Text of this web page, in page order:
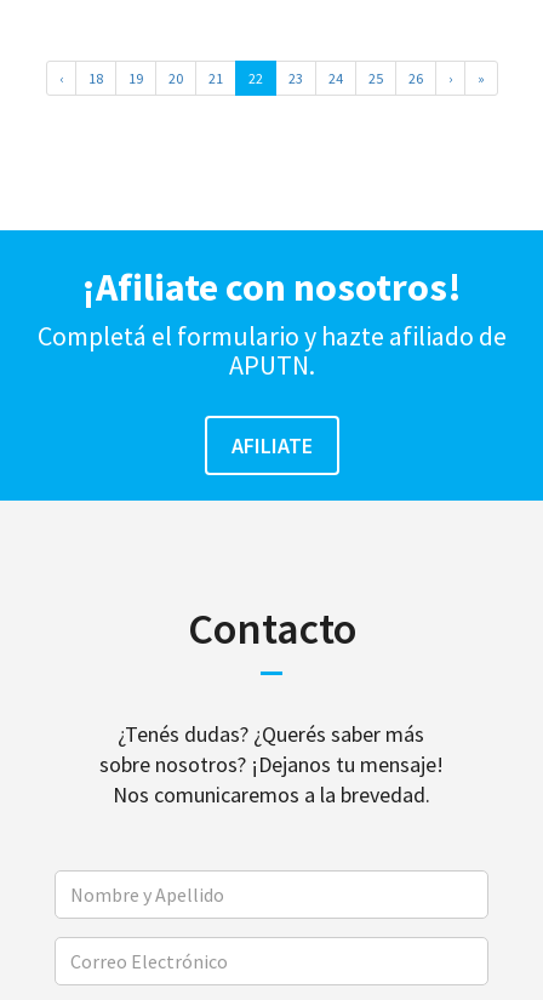
‹ 18 19 20 21 22 23 24 25 26 › »
¡Afiliate con nosotros!
Completá el formulario y hazte afiliado de
APUTN.
Contacto
¿Tenés dudas? ¿Querés saber más
sobre nosotros? ¡Dejanos tu mensaje!
Nos comunicaremos a la brevedad.